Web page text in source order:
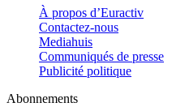
À propos d’Euractiv
Contactez-nous
Mediahuis
Communiqués de presse
Publicité politique
Abonnements